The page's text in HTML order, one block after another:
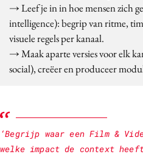
→ Leef je in in hoe mensen zich
intelligence): begrip van ritme,
visuele regels per kanaal.
→ Maak aparte versies voor elk
social), creëer en produceer
‘Begrijp waar een Film &
welke impact de context